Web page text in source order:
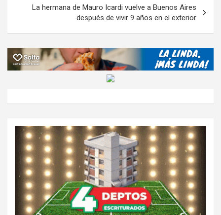
La hermana de Mauro Icardi vuelve a Buenos Aires
después de vivir 9 años en el exterior